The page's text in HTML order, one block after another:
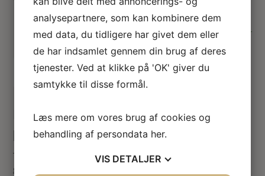
38.00
På lager
Tilføj til kurv
Dukkehus Fransk jardinìere – antik
patineret med mos
Til dukkehuset i den fransk inspirerede stil, med en
gammel have.
analysepartnere, som kan kombinere dem
med data, du tidligere har givet dem eller
de har indsamlet gennem din brug af deres
tjenester. Ved at klikke på 'OK' giver du
samtykke til disse formål.
Læs mere om vores brug af cookies og
behandling af persondata her.
VIS DETALJER